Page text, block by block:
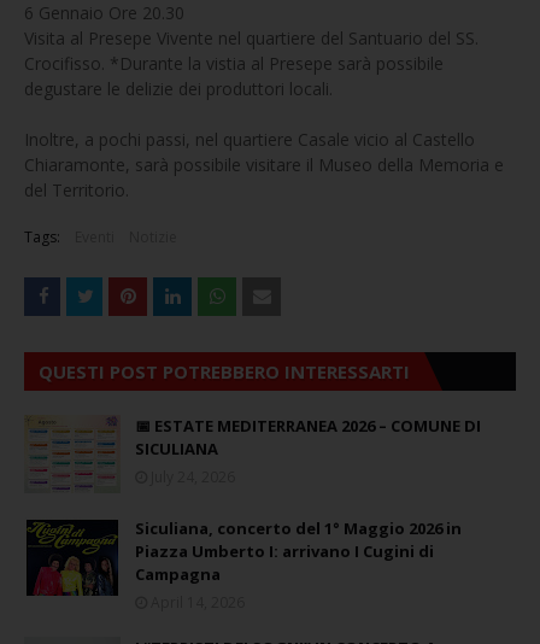
6 Gennaio Ore 20.30
Visita al Presepe Vivente nel quartiere del Santuario del SS.
Crocifisso. *Durante la vistia al Presepe sarà possibile
degustare le delizie dei produttori locali.
Inoltre, a pochi passi, nel quartiere Casale vicio al Castello
Chiaramonte, sarà possibile visitare il Museo della Memoria e
del Territorio.
Tags:
QUESTI POST POTREBBERO INTERESSARTI
📅 ESTATE MEDITERRANEA 2026 – COMUNE DI
SICULIANA
Siculiana, concerto del 1° Maggio 2026 in
Piazza Umberto I: arrivano I Cugini di
Campagna